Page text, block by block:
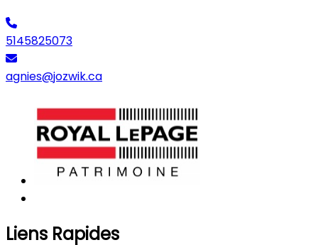
5145825073
agnies@jozwik.ca
Liens Rapides